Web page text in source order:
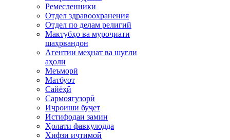
Ремесленники
Отдел здравоохранения
Отдел по делам религий
Мактубҳо ва муроҷиати
шаҳрвандон
Агентии меҳнат ва шуғли
аҳолӣ
Меъморӣ
Матбуот
Сайёҳӣ
Сармоягузорӣ
Иҷроиши буҷет
Истифодаи замин
Ҳолати фавқулодда
Хифзи иҷтимоӣ